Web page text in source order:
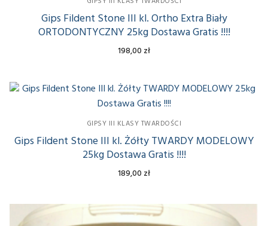
Mączka Dolomitowa 10kg
Mączka Dolomitowa 25 kg
Mączka Dolomitowa 100 kg
Gips Fildent Stone III kl. Ortho Extra Biały
ORTODONTYCZNY 25kg Dostawa Gratis !!!!
198,00 zł
GIPSY III KLASY TWARDOŚCI
Gips Fildent Stone III kl. Żółty TWARDY MODELOWY
25kg Dostawa Gratis !!!!
189,00 zł